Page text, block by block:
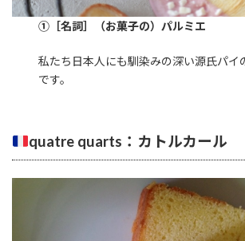
①［名詞］（お菓子の）パルミエ
私たち日本人にも馴染みの深い源氏パイ
です。
quatre quarts：カトルカール